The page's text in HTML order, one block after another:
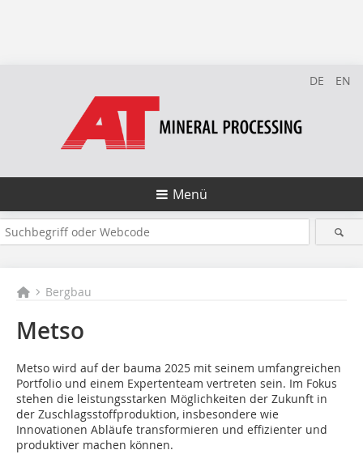
DE EN
Menü
Bergbau
Metso
Metso wird auf der bauma 2025 mit seinem umfangreichen
Portfolio und einem Expertenteam vertreten sein. Im Fokus
stehen die leistungsstarken Möglichkeiten der Zukunft in
der Zuschlagsstoffproduktion, insbesondere wie
Innovationen Abläufe transformieren und effizienter und
produktiver machen können.